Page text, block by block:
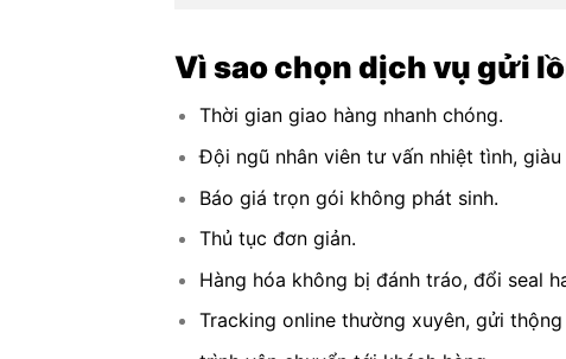
Vì sao chọn dịch vụ gửi
Thời gian giao hàng nhanh chóng.
Đội ngũ nhân viên tư vấn nhiệt tình, giàu
Báo giá trọn gói không phát sinh.
Thủ tục đơn giản.
Hàng hóa không bị đánh tráo, đổi seal
Tracking online thường xuyên, gửi